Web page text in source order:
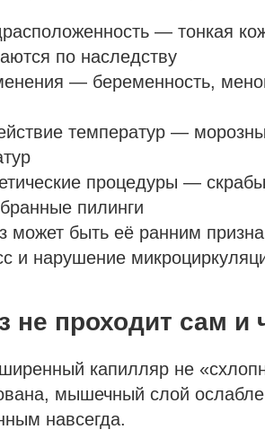
— тонкая
по наследству
— беременность,
температур —
процедуры —
пилинги
может быть её ранним
и нарушение
не проходит сам и
капилляр не
мышечный слой
навсегда.